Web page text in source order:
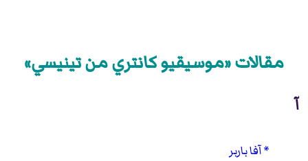
مقالات «موسيقيو كانتري من تينيسي»
آ
آفا باربر